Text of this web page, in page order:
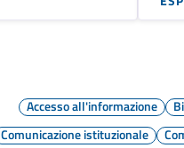
Accesso all'informazione
Comunicazione istituzionale